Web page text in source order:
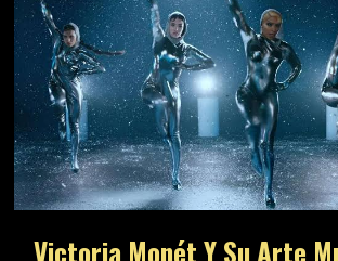
Victoria Monét Y Su Arte